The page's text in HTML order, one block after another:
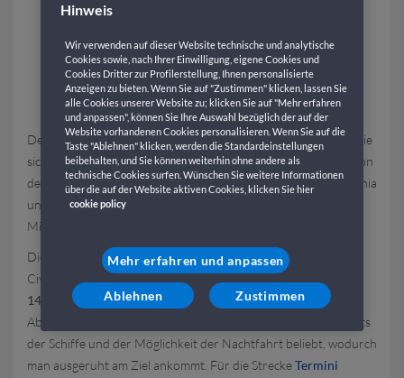
FÄHREN AB TERMINI
IMERESE: ROUTEN UND
REISEDAUER
Der sizilianische Hafen ist ein wichtiger Bezugspunkt für alle, die
sich für eine Seereise mit den GNV-Fähren entscheiden. Die von
der Reederei bedienten Routen umfassen Ziele wie Civitavecchia
und Neapel – zwei wesentliche Verbindungen, die Sizilien mit
Mittel- und Süditalien verknüpfen.
Die ÜberfahrtTermini Imerese – Civitavecchia(und
Civitavecchia – Termini Imerese) dauert etwazwischen 12 und
14 Stunden
, abhängig von den Wetterbedingungen und
Abfahrtszeiten. Diese Route ist besonders wegen des Komforts
der Schiffe und der Möglichkeit der Nachtfahrt beliebt, wodurch
man ausgeruht am Ziel ankommt. Für die StreckeTermini
Hinweis
Wir verwenden auf dieser Website technische und analytische
Cookies sowie, nach Ihrer Einwilligung, eigene Cookies und
Cookies Dritter zur Profilerstellung, Ihnen personalisierte
Anzeigen zu bieten. Wenn Sie auf "Zustimmen" klicken, lassen Sie
alle Cookies unserer Website zu; klicken Sie auf "Mehr erfahren
und anpassen", können Sie Ihre Auswahl bezüglich der auf der
Website vorhandenen Cookies personalisieren. Wenn Sie auf die
Taste "Ablehnen" klicken, werden die Standardeinstellungen
beibehalten, und Sie können weiterhin ohne andere als
technische Cookies surfen. Wünschen Sie weitere Informationen
über die auf der Website aktiven Cookies, klicken Sie hier
cookie policy
Mehr erfahren und anpassen
Ablehnen Zustimmen